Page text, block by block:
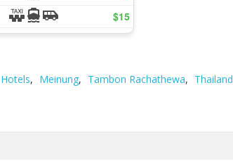
Hotels, Meinung, Tambon Rachathewa, Thailand